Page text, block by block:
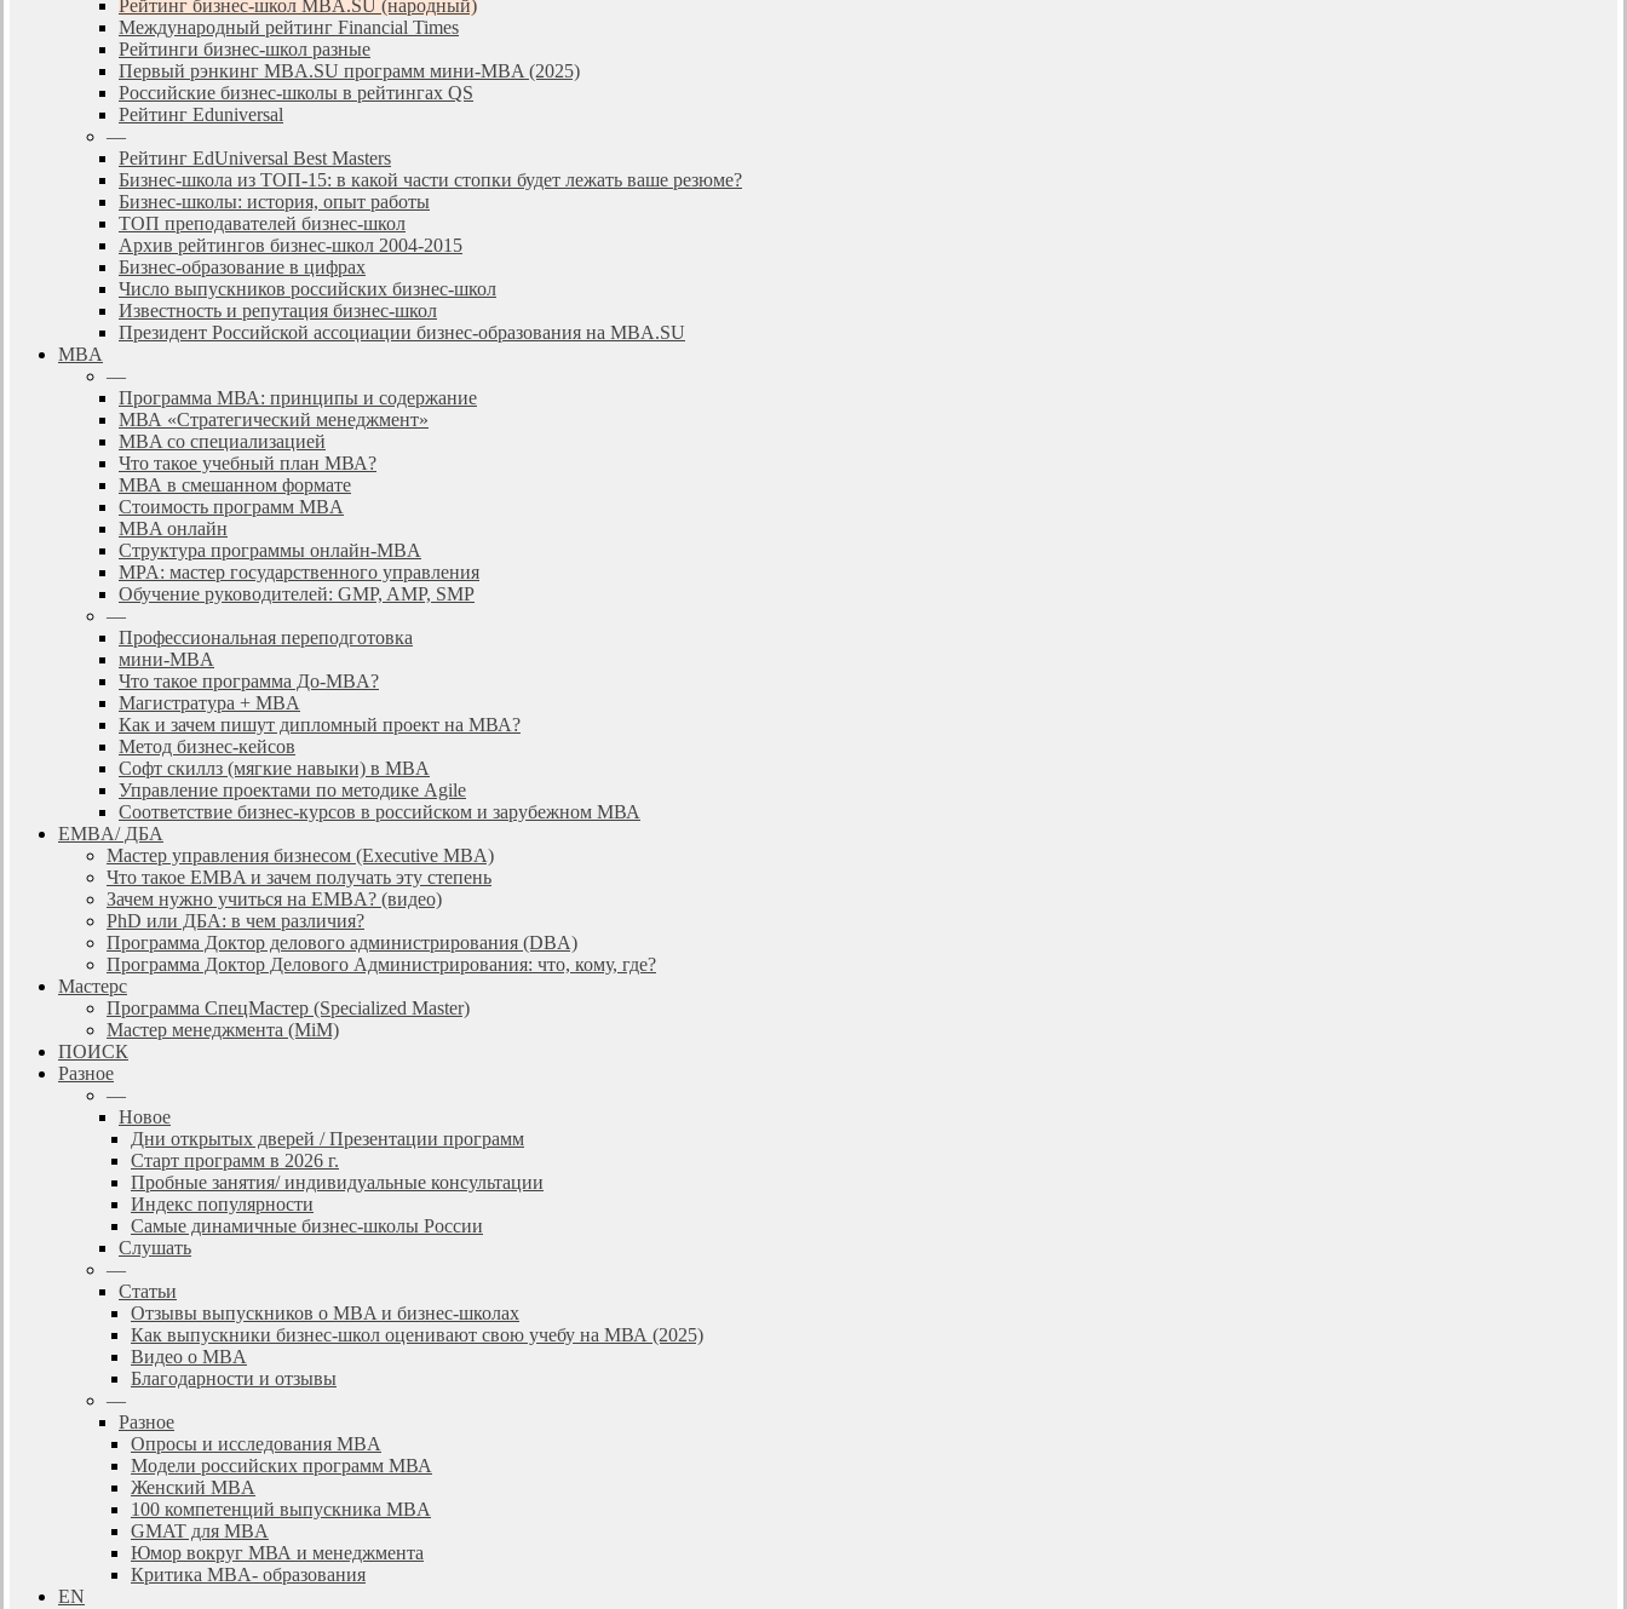
Рейтинг бизнес-школ MBA.SU (народный)
Международный рейтинг Financial Times
Рейтинги бизнес-школ разные
Первый рэнкинг MBA.SU программ мини-MBA (2025)
Российские бизнес-школы в рейтингах QS
Рейтинг Eduniversal
—
Рейтинг EdUniversal Best Masters
Бизнес-школа из ТОП-15: в какой части стопки будет лежать ваше резюме?
Бизнес-школы: история, опыт работы
ТОП преподавателей бизнес-школ
Архив рейтингов бизнес-школ 2004-2015
Бизнес-образование в цифрах
Число выпускников российских бизнес-школ
Известность и репутация бизнес-школ
Президент Российской ассоциации бизнес-образования на MBA.SU
MBA
—
Программа МВА: принципы и содержание
МВА «Cтратегический менеджмент»
MBA со специализацией
Что такое учебный план МВА?
МВА в смешанном формате
Стоимость программ MBA
MBA онлайн
Cтруктура программы онлайн-MBA
MPA: мастер государственного управления
Обучение руководителей: GMP, AMP, SMP
—
Профессиональная переподготовка
мини-MBA
Что такое программа До-MBA?
Магистратура + MBA
Как и зачем пишут дипломный проект на МВА?
Метод бизнес-кейсов
Софт скиллз (мягкие навыки) в MBA
Управление проектами по методике Agile
Соответствие бизнес-курсов в российском и зарубежном МВА
EMBA/ ДБA
Мастер управления бизнесом (Executive MBA)
Что такое EMBA и зачем получать эту степень
Зачем нужно учиться на EMBA? (видео)
PhD или ДБА: в чем различия?
Программа Доктор делового администрирования (DBА)
Программа Доктор Делового Администрирования: что, кому, где?
Мастерс
Программа СпецМастер (Specialized Master)
Мастер менеджмента (MiM)
ПОИСК
Разное
—
Новое
Дни открытых дверей / Презентации программ
Старт программ в 2026 г.
Пробные занятия/ индивидуальные консультации
Индекс популярности
Самые динамичные бизнес-школы России
Слушать
—
Статьи
Отзывы выпускников о MBA и бизнес-школах
Как выпускники бизнес-школ оценивают свою учебу на МВА (2025)
Видео о MBA
Благодарности и отзывы
—
Разное
Опросы и исследования MBA
Модели российских программ МВА
Женский MBA
100 компетенций выпускника MBA
GMAT для MBA
Юмор вокруг МВА и менеджмента
Критика MBA- образования
EN